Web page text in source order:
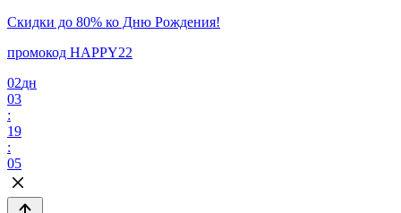
Скидки до 80% ко Дню Рождения!
промокод HAPPY22
02дн
03
:
19
:
05